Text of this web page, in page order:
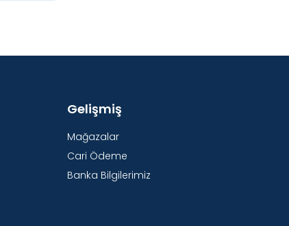
Gelişmiş
Mağazalar
Cari Ödeme
Banka Bilgilerimiz